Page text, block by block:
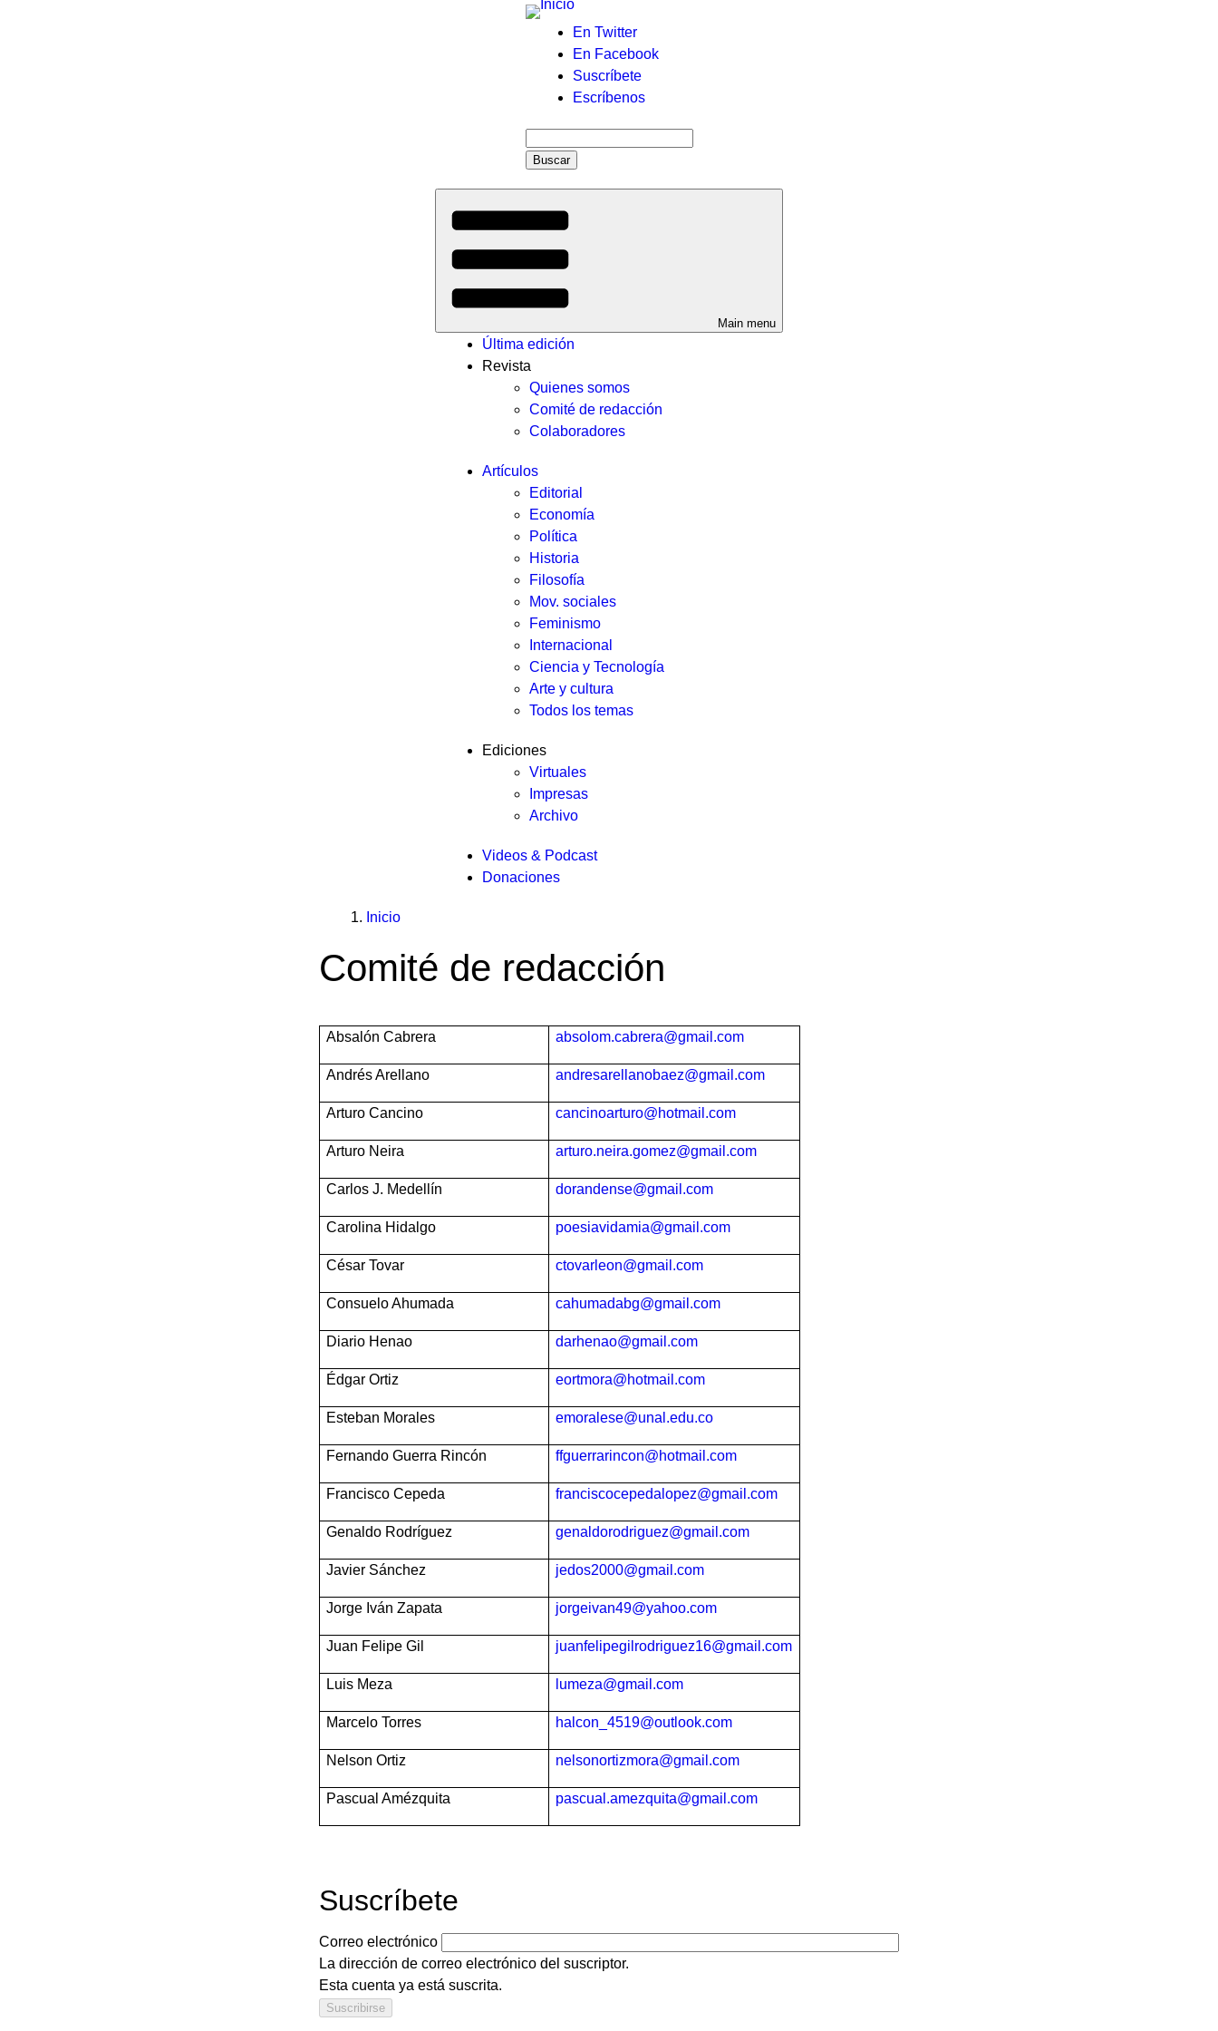
Menú
auxiliar
En Twitter
En Facebook
Suscríbete
Escríbenos
Main menu
Última edición
Revista
Quienes somos
Comité de redacción
Colaboradores
Artículos
Editorial
Economía
Política
Historia
Filosofía
Mov. sociales
Feminismo
Internacional
Ciencia y Tecnología
Arte y cultura
Todos los temas
Ediciones
Virtuales
Impresas
Archivo
Videos & Podcast
Donaciones
Enlaces
de
ayuda
a
navegación
You
here:
Inicio
Comité de redacción
Absalón Cabrera absolom.cabrera@gmail.com
Andrés Arellano andresarellanobaez@gmail.com
Arturo Cancino cancinoarturo@hotmail.com
Arturo Neira arturo.neira.gomez@gmail.com
Carlos J. Medellín dorandense@gmail.com
Carolina Hidalgo poesiavidamia@gmail.com
César Tovar ctovarleon@gmail.com
Consuelo Ahumada cahumadabg@gmail.com
Diario Henao darhenao@gmail.com
Édgar Ortiz eortmora@hotmail.com
Esteban Morales emoralese@unal.edu.co
Fernando Guerra Rincón ffguerrarincon@hotmail.com
Francisco Cepeda franciscocepedalopez@gmail.com
Genaldo Rodríguez genaldorodriguez@gmail.com
Javier Sánchez jedos2000@gmail.com
Jorge Iván Zapata jorgeivan49@yahoo.com
Juan Felipe Gil juanfelipegilrodriguez16@gmail.com
Luis Meza lumeza@gmail.com
Marcelo Torres halcon_4519@outlook.com
Nelson Ortiz nelsonortizmora@gmail.com
Pascual Amézquita pascual.amezquita@gmail.com
Suscríbete
Correo electrónico
La dirección de correo electrónico del suscriptor.
Esta cuenta ya está suscrita.